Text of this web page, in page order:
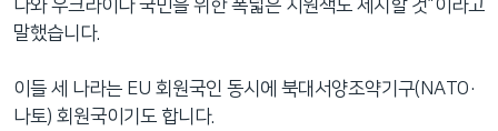
나와 우크라이나 국민을 위한 폭넓은 지원책도 제시할 것”이라고
말했습니다.
이들 세 나라는 EU 회원국인 동시에 북대서양조약기구(NATO·
나토) 회원국이기도 합니다.